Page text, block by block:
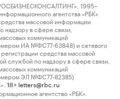
1995–
агентства «РБК»
массовой информации
в сфере связи,
коммуникаций
ИА №ФС77-63848) и сетевого
средства массовой
службой по надзору в сфере связи,
коммуникаций
ЭЛ №ФС77-82385)
18+ letters@rbc.ru
агентство «РБК».